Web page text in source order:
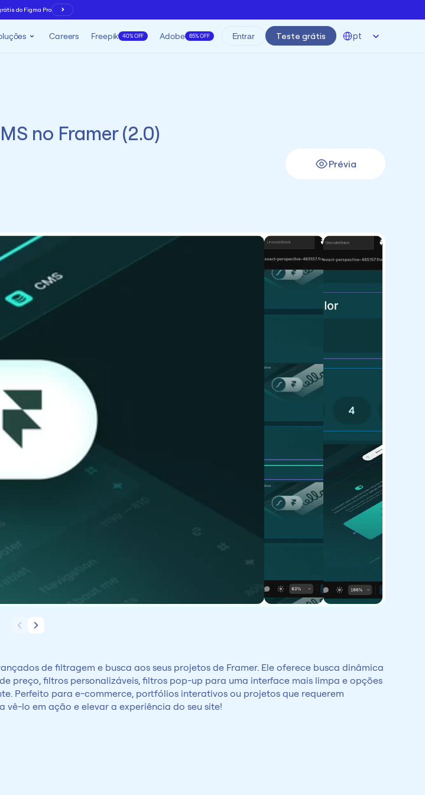
no Framer (2.0)
Prévia
de filtragem e busca aos seus projetos de Framer. Ele oferece busca dinâmica
preço, filtros personalizáveis, filtros pop-up para uma interface mais limpa e opções
Perfeito para e-commerce, portfólios interativos ou projetos que requerem
vê-lo em ação e elevar a experiência do seu site!
do Figma Pro
Careers Freepik 40% OFF Adobe 65% OFF Entrar Teste grátis pt